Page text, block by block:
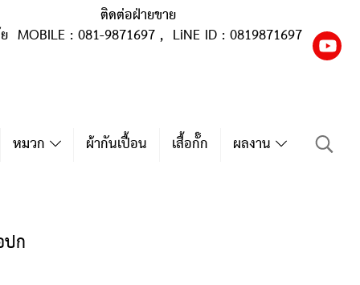
ติดต่อฝ่ายขาย
MOBILE : 081-9871697 , LiNE ID : 0819871697
หมวก ผ้ากันเปื้อน เสื้อกั๊ก ผลงาน
ปก